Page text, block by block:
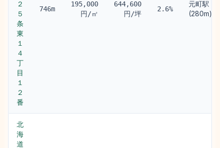
２
５
条
東
１
４
丁
目
１
２
番
746m
195,000
円/㎡
644,600
円/坪
2.6%
元町駅
(280m)
北
海
道